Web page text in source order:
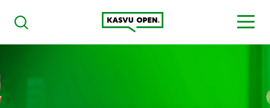
Haku
Kasvu Open
MENU